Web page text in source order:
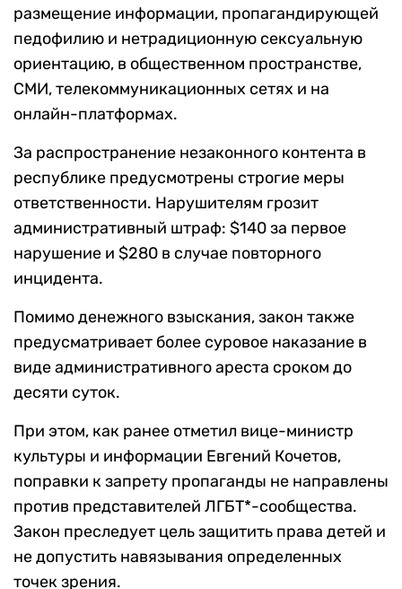
размещение информации, пропагандирующей
педофилию и нетрадиционную сексуальную
ориентацию, в общественном пространстве,
СМИ, телекоммуникационных сетях и на
онлайн-платформах.
За распространение незаконного контента в
республике предусмотрены строгие меры
ответственности. Нарушителям грозит
административный штраф: $140 за первое
нарушение и $280 в случае повторного
инцидента.
Помимо денежного взыскания, закон также
предусматривает более суровое наказание в
виде административного ареста сроком до
десяти суток.
При этом, как ранее отметил вице-министр
культуры и информации Евгений Кочетов,
поправки к запрету пропаганды не направлены
против представителей ЛГБТ*-сообщества.
Закон преследует цель защитить права детей и
не допустить навязывания определенных
точек зрения.